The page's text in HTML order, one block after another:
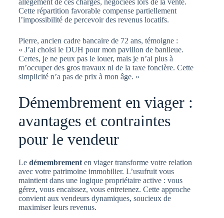
Cette répartition favorable compense partiellement
l’impossibilité de percevoir des revenus locatifs.
Pierre, ancien cadre bancaire de 72 ans, témoigne :
« J’ai choisi le DUH pour mon pavillon de banlieue.
Certes, je ne peux pas le louer, mais je n’ai plus à
m’occuper des gros travaux ni de la taxe foncière. Cette
simplicité n’a pas de prix à mon âge. »
Démembrement en viager :
avantages et contraintes
pour le vendeur
Le démembrementen viager transforme votre relation
avec votre patrimoine immobilier. L’usufruit vous
maintient dans une logique propriétaire active : vous
gérez, vous encaissez, vous entretenez. Cette approche
convient aux vendeurs dynamiques, soucieux de
maximiser leurs revenus.